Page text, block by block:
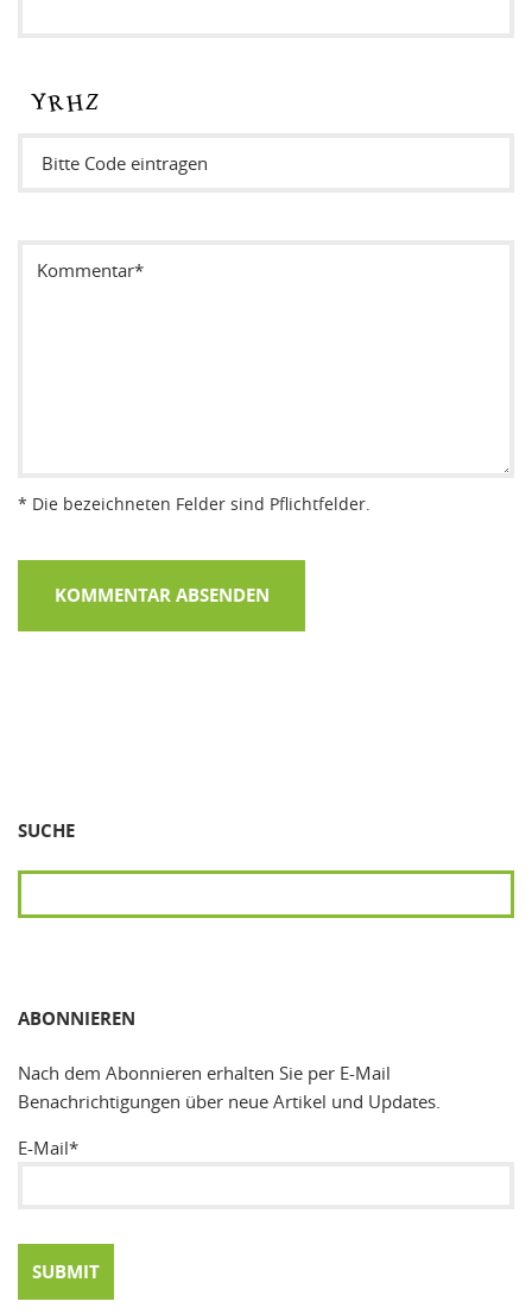
* Die bezeichneten Felder sind Pflichtfelder.
SUCHE
ABONNIEREN
Nach dem Abonnieren erhalten Sie per E-Mail
Benachrichtigungen über neue Artikel und Updates.
E-Mail*